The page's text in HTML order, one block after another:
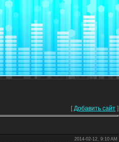
[ Добавить сайт ]
2014-02-12, 9:10 AM